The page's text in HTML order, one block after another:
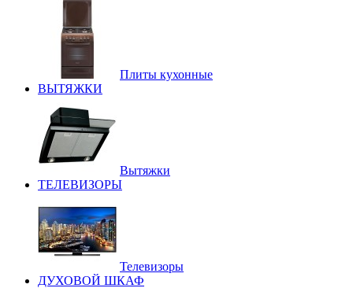
Плиты кухонные
ВЫТЯЖКИ
Вытяжки
ТЕЛЕВИЗОРЫ
Телевизоры
ДУХОВОЙ ШКАФ